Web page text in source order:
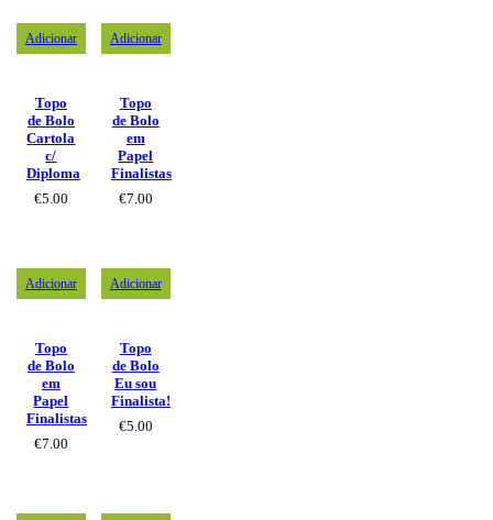
Adicionar
Topo
de Bolo
Cartola
c/
Diploma
€5.00
Adicionar
Topo
de Bolo
em
Papel
Finalistas
€7.00
Adicionar
Topo
de Bolo
em
Papel
Finalistas
€7.00
Adicionar
Topo
de Bolo
Eu sou
Finalista!
€5.00